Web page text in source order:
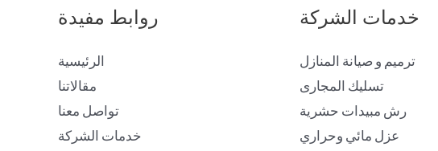
خدمات الشركة
ترميم و صيانة المنازل
تسليك المجارى
رش مبيدات حشرية
عزل مائي وحراري
روابط مفيدة
الرئيسية
مقالاتنا
تواصل معنا
خدمات الشركة